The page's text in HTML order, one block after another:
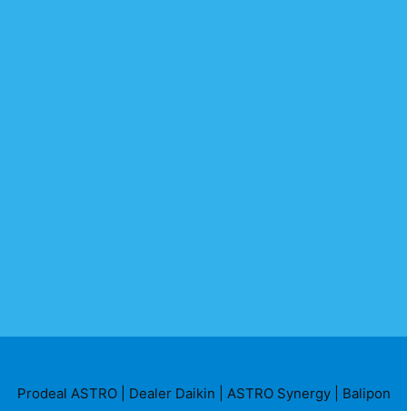
Prodeal ASTRO| Dealer Daikin ASTRO Synergy| Balipon